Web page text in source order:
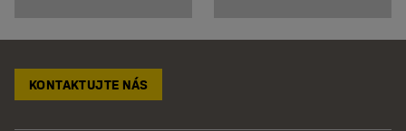
KONTAKTUJTE NÁS